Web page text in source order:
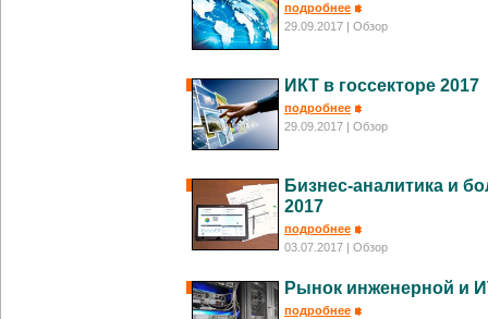
подробнее
29.09.2017
| Обзор
ИКТ в госсекторе 2017
подробнее
29.09.2017
| Обзор
Бизнес-аналитика и
2017
подробнее
03.07.2017
| Обзор
Рынок инженерной и
подробнее